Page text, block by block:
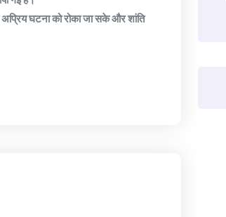
अप्रिय घटना को रोका जा सके और शांति